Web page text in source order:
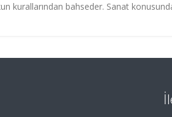
kurallarından bahseder. Sanat